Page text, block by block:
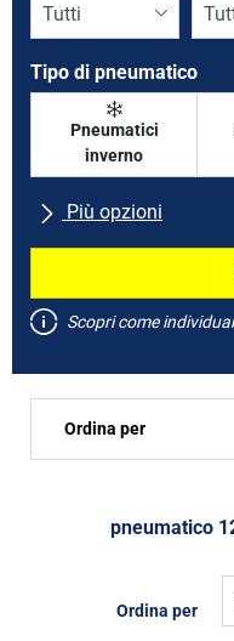
Tipo di pneumatico
Pneumatici
inverno
Più opzioni
Tutte le marche
Tipo di vettura
Run flat
Scopri come
Ordina per
Tipo di pneumatico
Inverno (0)
pneumatico
Ordina per